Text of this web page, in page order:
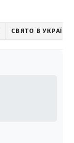
СВЯТО В УКРАЇНІ